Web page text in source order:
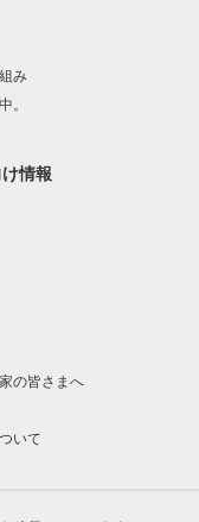
み
。
情報
の皆さまへ
いて